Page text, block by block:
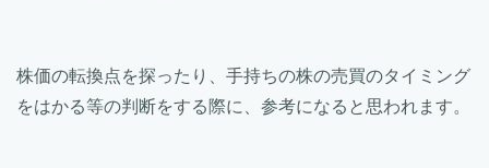
株価の転換点を探ったり、手持ちの株の売買のタイミング
をはかる等の判断をする際に、参考になると思われます。